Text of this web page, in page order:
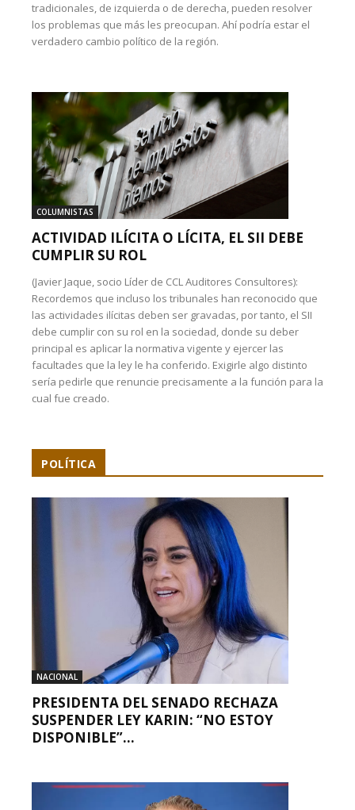
tradicionales, de izquierda o de derecha, pueden resolver
los problemas que más les preocupan. Ahí podría estar el
verdadero cambio político de la región.
COLUMNISTAS
ACTIVIDAD ILÍCITA O LÍCITA, EL SII DEBE
CUMPLIR SU ROL
(Javier Jaque, socio Líder de CCL Auditores Consultores):
Recordemos que incluso los tribunales han reconocido que
las actividades ilícitas deben ser gravadas, por tanto, el SII
debe cumplir con su rol en la sociedad, donde su deber
principal es aplicar la normativa vigente y ejercer las
facultades que la ley le ha conferido. Exigirle algo distinto
sería pedirle que renuncie precisamente a la función para la
cual fue creado.
POLÍTICA
NACIONAL
PRESIDENTA DEL SENADO RECHAZA
SUSPENDER LEY KARIN: “NO ESTOY
DISPONIBLE”...